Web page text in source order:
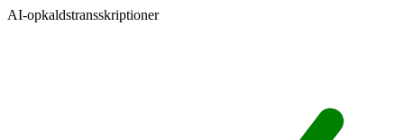
AI-opkaldstransskriptioner